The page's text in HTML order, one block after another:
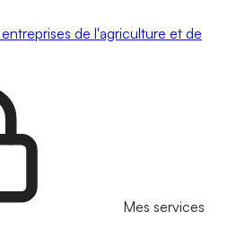
de l'agriculture et de
Mes services